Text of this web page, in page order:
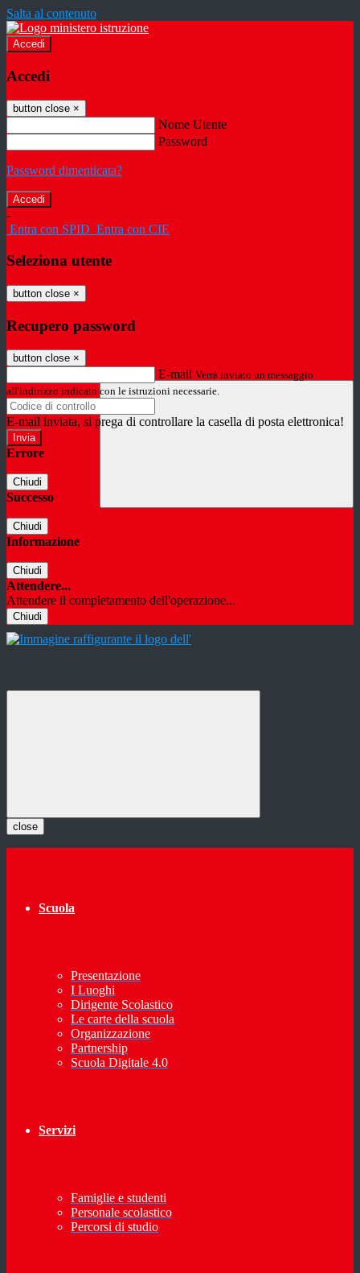
Salta al contenuto
Accedi
Accedi
button close ×
Nome Utente
Password
Password dimenticata?
-
Entra con SPID Entra con CIE
Seleziona utente
button close ×
Recupero password
button close ×
E-mail Verrà inviato un messaggio
all'indirizzo indicato con le istruzioni necessarie.
E-mail inviata, si prega di controllare la casella di posta elettronica!
Errore
Chiudi
Successo
Chiudi
Informazione
Chiudi
Attendere...
Attendere il completamento dell'operazione...
Chiudi
close
Scuola
Presentazione
I Luoghi
Dirigente Scolastico
Le carte della scuola
Organizzazione
Partnership
Scuola Digitale 4.0
Servizi
Famiglie e studenti
Personale scolastico
Percorsi di studio